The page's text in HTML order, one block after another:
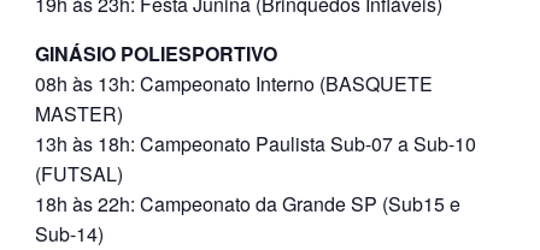
GINÁSIO POLIESPORTIVO
08h às 13h: Campeonato Interno (BASQUETE
MASTER)
13h às 18h: Campeonato Paulista Sub-07 a Sub-10
(FUTSAL)
18h às 22h: Campeonato da Grande SP (Sub15 e
Sub-14)